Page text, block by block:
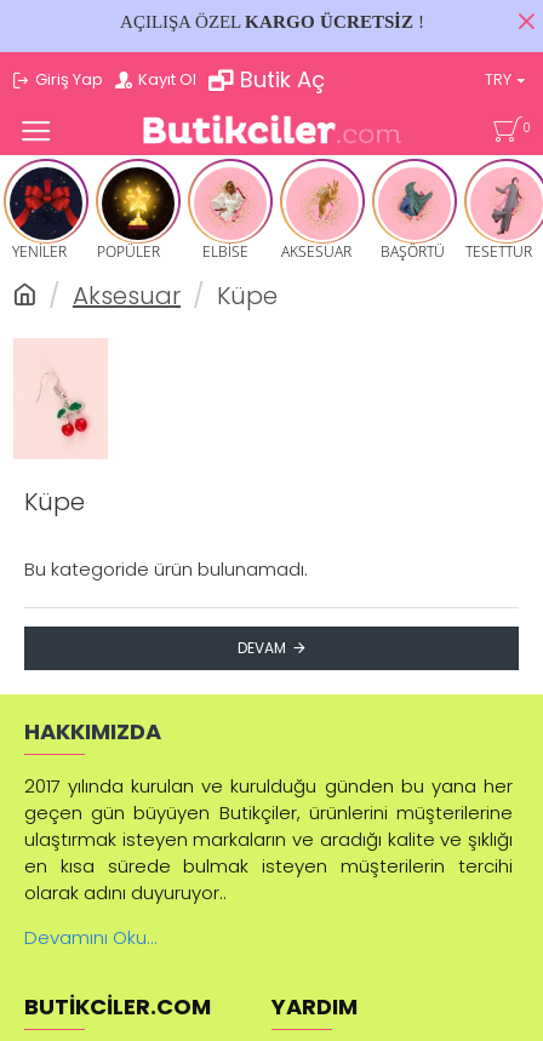
AÇILIŞA ÖZELKARGO ÜCRETSİZ!
Giriş Yap Kayıt Ol Butik Aç TRY
0
YENİLER POPÜLER ELBİSE AKSESUAR BAŞÖRTÜ TESETTUR
Aksesuar Küpe
Küpe
Bu kategoride ürün bulunamadı.
DEVAM
HAKKIMIZDA
2017 yılında kurulan ve kurulduğu günden bu yana her
geçen gün büyüyen Butikçiler, ürünlerini müşterilerine
ulaştırmak isteyen markaların ve aradığı kalite ve şıklığı
en kısa sürede bulmak isteyen müşterilerin tercihi
olarak adını duyuruyor..
Devamını Oku...
BUTIKCILER.COM YARDIM